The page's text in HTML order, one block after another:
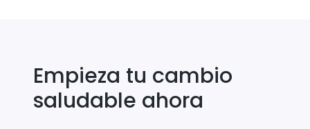
Empieza tu cambio
saludable ahora